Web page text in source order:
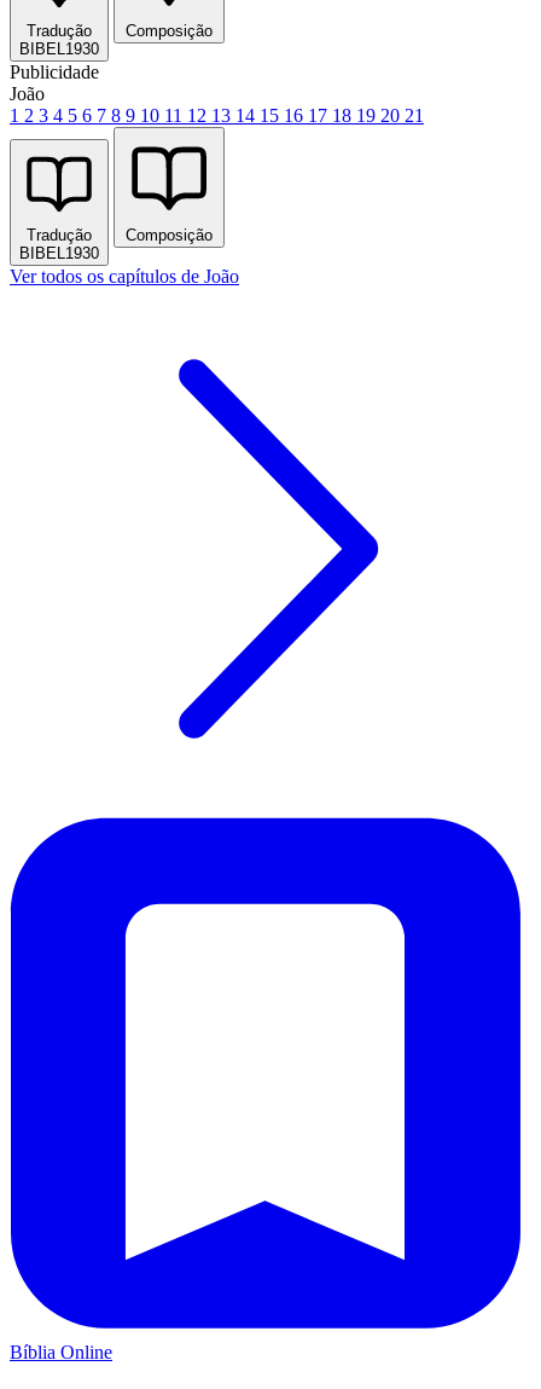
Tradução
BIBEL1930
Composição
Publicidade
João
1 2 3 4 5 6 7 8 9 10 11 12 13 14 15 16 17 18 19 20 21
Tradução
BIBEL1930
Composição
Ver todos os capítulos de João
Bíblia Online